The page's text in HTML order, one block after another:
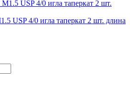
USP 4/0 игла таперкат 2 шт. длина